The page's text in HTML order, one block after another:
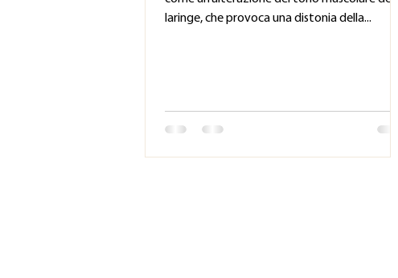
laringe, che provoca una distonia della...